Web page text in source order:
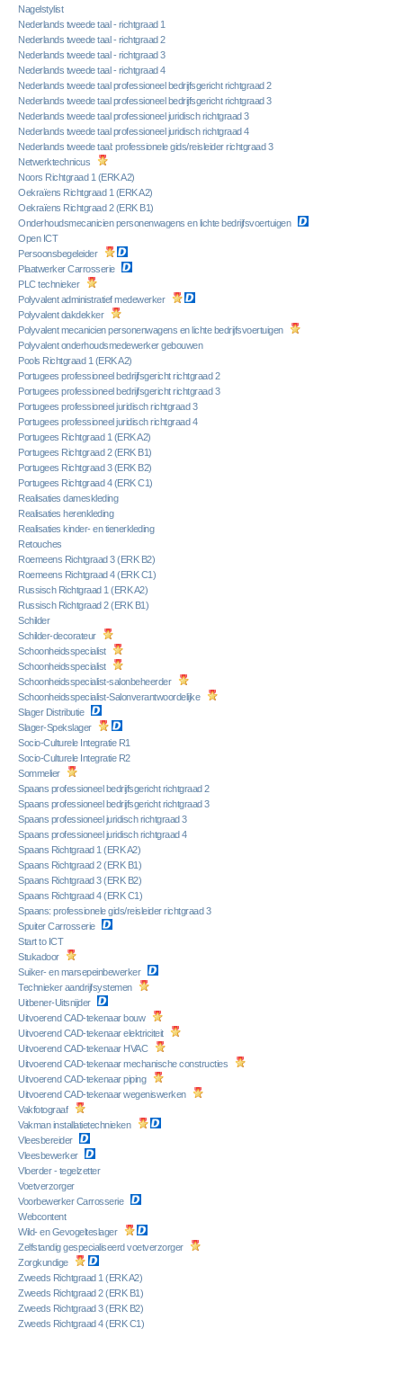
Nagelstylist
Nederlands tweede taal - richtgraad 1
Nederlands tweede taal - richtgraad 2
Nederlands tweede taal - richtgraad 3
Nederlands tweede taal - richtgraad 4
Nederlands tweede taal professioneel bedrijfsgericht richtgraad 2
Nederlands tweede taal professioneel bedrijfsgericht richtgraad 3
Nederlands tweede taal professioneel juridisch richtgraad 3
Nederlands tweede taal professioneel juridisch richtgraad 4
Nederlands tweede taal: professionele gids/reisleider richtgraad 3
Netwerktechnicus
Noors Richtgraad 1 (ERK A2)
Oekraïens Richtgraad 1 (ERK A2)
Oekraïens Richtgraad 2 (ERK B1)
Onderhoudsmecanicien personenwagens en lichte bedrijfsvoertuigen
Open ICT
Persoonsbegeleider
Plaatwerker Carrosserie
PLC technieker
Polyvalent administratief medewerker
Polyvalent dakdekker
Polyvalent mecanicien personenwagens en lichte bedrijfsvoertuigen
Polyvalent onderhoudsmedewerker gebouwen
Pools Richtgraad 1 (ERK A2)
Portugees professioneel bedrijfsgericht richtgraad 2
Portugees professioneel bedrijfsgericht richtgraad 3
Portugees professioneel juridisch richtgraad 3
Portugees professioneel juridisch richtgraad 4
Portugees Richtgraad 1 (ERK A2)
Portugees Richtgraad 2 (ERK B1)
Portugees Richtgraad 3 (ERK B2)
Portugees Richtgraad 4 (ERK C1)
Realisaties dameskleding
Realisaties herenkleding
Realisaties kinder- en tienerkleding
Retouches
Roemeens Richtgraad 3 (ERK B2)
Roemeens Richtgraad 4 (ERK C1)
Russisch Richtgraad 1 (ERK A2)
Russisch Richtgraad 2 (ERK B1)
Schilder
Schilder-decorateur
Schoonheidsspecialist
Schoonheidsspecialist
Schoonheidsspecialist-salonbeheerder
Schoonheidsspecialist-Salonverantwoordelijke
Slager Distributie
Slager-Spekslager
Socio-Culturele Integratie R1
Socio-Culturele Integratie R2
Sommelier
Spaans professioneel bedrijfsgericht richtgraad 2
Spaans professioneel bedrijfsgericht richtgraad 3
Spaans professioneel juridisch richtgraad 3
Spaans professioneel juridisch richtgraad 4
Spaans Richtgraad 1 (ERK A2)
Spaans Richtgraad 2 (ERK B1)
Spaans Richtgraad 3 (ERK B2)
Spaans Richtgraad 4 (ERK C1)
Spaans: professionele gids/reisleider richtgraad 3
Spuiter Carrosserie
Start to ICT
Stukadoor
Suiker- en marsepeinbewerker
Technieker aandrijfsystemen
Uitbener-Uitsnijder
Uitvoerend CAD-tekenaar bouw
Uitvoerend CAD-tekenaar elektriciteit
Uitvoerend CAD-tekenaar HVAC
Uitvoerend CAD-tekenaar mechanische constructies
Uitvoerend CAD-tekenaar piping
Uitvoerend CAD-tekenaar wegeniswerken
Vakfotograaf
Vakman installatietechnieken
Vleesbereider
Vleesbewerker
Vloerder - tegelzetter
Voetverzorger
Voorbewerker Carrosserie
Webcontent
Wild- en Gevogelteslager
Zelfstandig gespecialiseerd voetverzorger
Zorgkundige
Zweeds Richtgraad 1 (ERK A2)
Zweeds Richtgraad 2 (ERK B1)
Zweeds Richtgraad 3 (ERK B2)
Zweeds Richtgraad 4 (ERK C1)